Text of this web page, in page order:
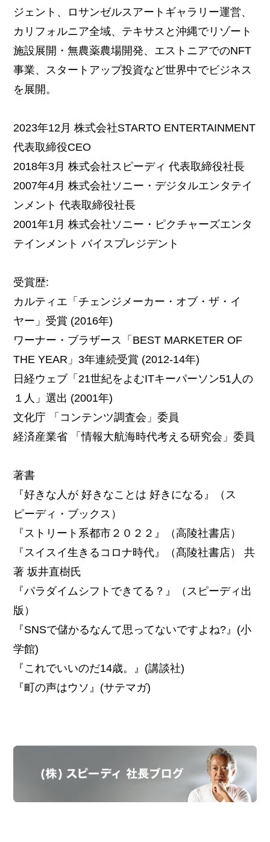
ジェント、ロサンゼルスアートギャラリー運営、
カリフォルニア全域、テキサスと沖縄でリゾート
施設展開・無農薬農場開発、エストニアでのNFT
事業、スタートアップ投資など世界中でビジネス
を展開。
2023年12月 株式会社STARTO ENTERTAINMENT
代表取締役CEO
2018年3月 株式会社スピーディ 代表取締役社長
2007年4月 株式会社ソニー・デジタルエンタテイ
ンメント 代表取締役社長
2001年1月 株式会社ソニー・ピクチャーズエンタ
テインメント バイスプレジデント
受賞歴:
カルティエ「チェンジメーカー・オブ・ザ・イ
ヤー」受賞 (2016年)
ワーナー・ブラザース「BEST MARKETER OF
THE YEAR」3年連続受賞 (2012-14年)
日経ウェブ「21世紀をよむITキーパーソン51人の
１人」選出 (2001年)
文化庁 「コンテンツ調査会」委員
経済産業省 「情報大航海時代考える研究会」委員
著書
『好きな人が 好きなことは 好きになる』（ス
ピーディ・ブックス）
『ストリート系都市２０２２』（高陵社書店）
『スイスイ生きるコロナ時代』（髙陵社書店） 共
著 坂井直樹氏
『パラダイムシフトできてる？』（スピーディ出
版）
『SNSで儲かるなんて思ってないですよね?』(小
学館)
『これでいいのだ14歳。』(講談社)
『町の声はウソ』(サテマガ)